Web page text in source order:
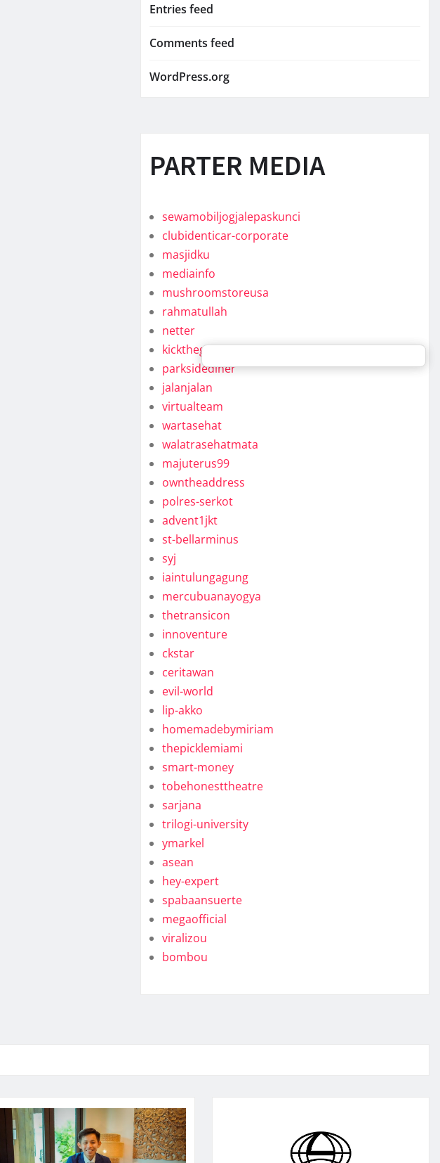
Entries feed
Comments feed
WordPress.org
PARTER MEDIA
sewamobiljogjalepaskunci
clubidenticar-corporate
masjidku
mediainfo
mushroomstoreusa
rahmatullah
netter
kickthegongaround
parksidediner
jalanjalan
virtualteam
wartasehat
walatrasehatmata
majuterus99
owntheaddress
polres-serkot
advent1jkt
st-bellarminus
syj
iaintulungagung
mercubuanayogya
thetransicon
innoventure
ckstar
ceritawan
evil-world
lip-akko
homemadebymiriam
thepicklemiami
smart-money
tobehonesttheatre
sarjana
trilogi-university
ymarkel
asean
hey-expert
spabaansuerte
megaofficial
viralizou
bombou